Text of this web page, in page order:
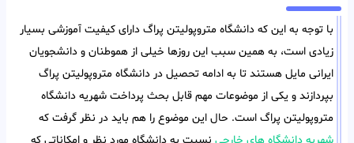
با توجه به این که دانشگاه متروپولیتن پراگ دارای کیفیت آموزشی بسیار
زیادی است، به همین سبب این روزها خیلی از هموطنان و دانشجویان
ایرانی مایل هستند تا به ادامه تحصیل در دانشگاه متروپولیتن پراگ
بپردازند و یکی از موضوعات مهم قابل بحث پرداخت شهریه دانشگاه
متروپولیتن پراگ است. حال این موضوع را هم باید در نظر گرفت که